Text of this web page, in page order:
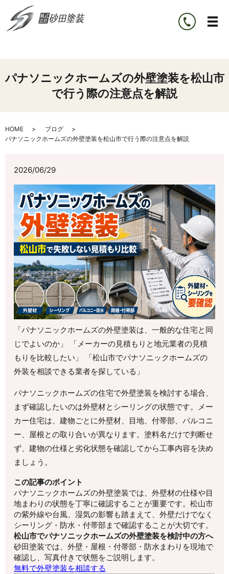
パナソニックホームズの外壁塗装を松山市
で行う際の注意点を解説
HOME
ブログ
パナソニックホームズの外壁塗装を松山市で行う際の注意点を解説
2026/06/29
「パナソニックホームズの外壁塗装は、一般的な住宅と同
じでよいのか」 「メーカーの見積もりと地元業者の見積
もりを比較したい」 「松山市でパナソニックホームズの
外装を相談できる業者を探している」
パナソニックホームズの住宅で外壁塗装を検討する場合、
まず確認したいのは外壁材とシーリングの状態です。メー
カー住宅は、建物ごとに外壁材、目地、付帯部、バルコニ
ー、屋根との取り合いが異なります。塗料名だけで判断せ
ず、建物の仕様と劣化状態を確認してから工事内容を決め
ましょう。
この記事のポイント
パナソニックホームズの外壁塗装では、外壁材の仕様や目
地まわりの状態を丁寧に確認することが重要です。松山市
の紫外線や台風、湿気の影響も踏まえて、外壁だけでなく
シーリング・防水・付帯部まで確認することが大切です。
松山市でパナソニックホームズの外壁塗装を検討中の方へ
砂田塗装では、外壁・屋根・付帯部・防水まわりを現地で
確認し、写真付きで状態をご説明します。
無料で外壁塗装を相談する